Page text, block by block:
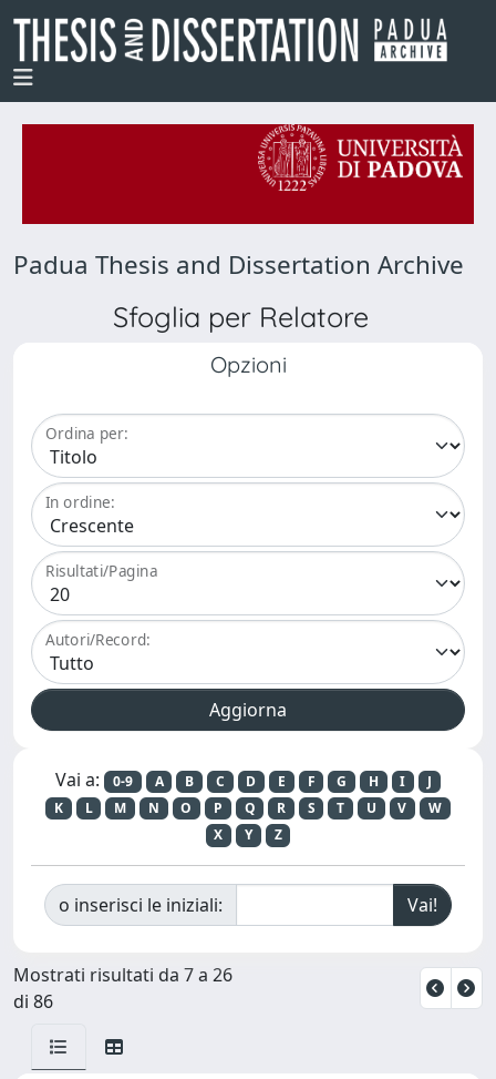
Padua Thesis and Dissertation Archive
Sfoglia per Relatore
Opzioni
Ordina per:
In ordine:
Risultati/Pagina
Autori/Record:
Vai a: 0-9 A B C D E F G H I
J
K
L M N O P Q R S T U V
W
X
Y Z
o inserisci le iniziali:
Mostrati risultati da 7 a 26
di 86